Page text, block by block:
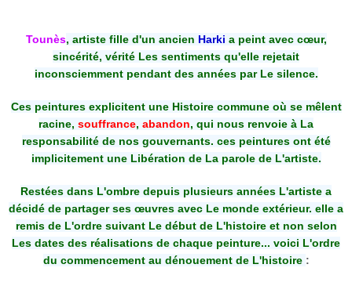
Tounès, artiste fille d'un ancien Harki a peint avec cœur,
sincérité, vérité Les sentiments qu'elle rejetait
inconsciemment pendant des années par Le silence.
Ces peintures explicitent une Histoire commune où se mêlent
racine, souffrance, abandon, qui nous renvoie à La
responsabilité de nos gouvernants. ces peintures ont été
implicitement une Libération de La parole de L'artiste.
Restées dans L'ombre depuis plusieurs années L'artiste a
décidé de partager ses œuvres avec Le monde extérieur. elle a
remis de L'ordre suivant Le début de L'histoire et non selon
Les dates des réalisations de chaque peinture... voici L'ordre
du commencement au dénouement de L'histoire :